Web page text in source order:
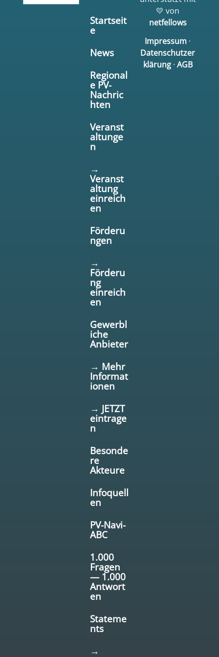
Startseit
e
News
Regional
e PV-
Nachric
hten
Veranst
altunge
n
→
Veranst
altung
einreich
en
Förderu
ngen
→
Förderu
ng
einreich
en
Gewerbl
iche
Anbieter
→ Mehr
Informat
ionen
→ JETZT
eintrage
n
Besonde
re
Akteure
Infoquell
en
PV-Navi-
ABC
1.000
Fragen
— 1.000
Antwort
en
Stateme
nts
→
💛 von
netfellows
Impressum ·
Datenschutzer
klärung· AGB